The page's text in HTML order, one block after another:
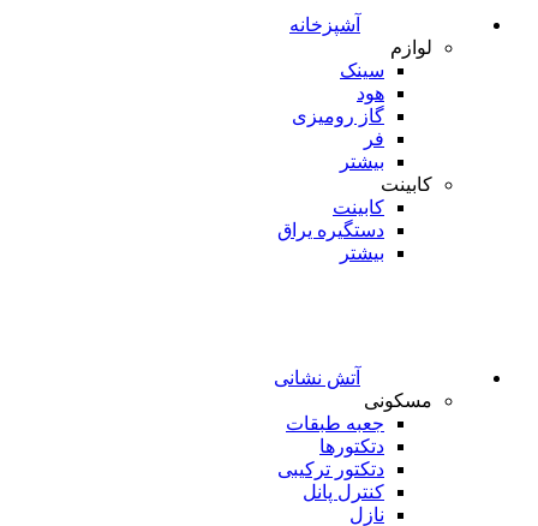
آشپزخانه
لوازم
سینک
هود
گاز رومیزی
فر
بیشتر
کابینت
کابینت
دستگیره یراق
بیشتر
آتش نشانی
مسکونی
جعبه طبقات
دتکتورها
دتکتور ترکیبی
کنترل پانل
نازل